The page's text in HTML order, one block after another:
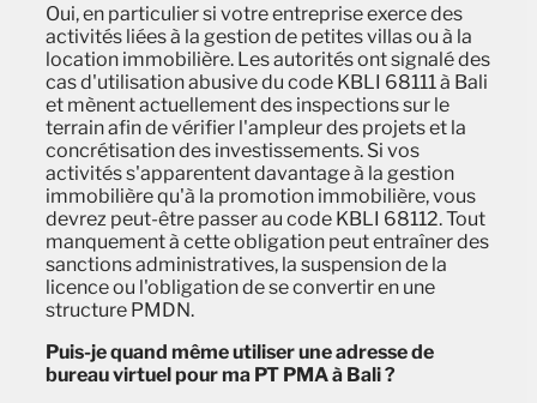
Oui, en particulier si votre entreprise exerce des
activités liées à la gestion de petites villas ou à la
location immobilière. Les autorités ont signalé des
cas d'utilisation abusive du code KBLI 68111 à Bali
et mènent actuellement des inspections sur le
terrain afin de vérifier l'ampleur des projets et la
concrétisation des investissements. Si vos
activités s'apparentent davantage à la gestion
immobilière qu'à la promotion immobilière, vous
devrez peut-être passer au code KBLI 68112. Tout
manquement à cette obligation peut entraîner des
sanctions administratives, la suspension de la
licence ou l'obligation de se convertir en une
structure PMDN.
Puis-je quand même utiliser une adresse de
bureau virtuel pour ma PT PMA à Bali ?